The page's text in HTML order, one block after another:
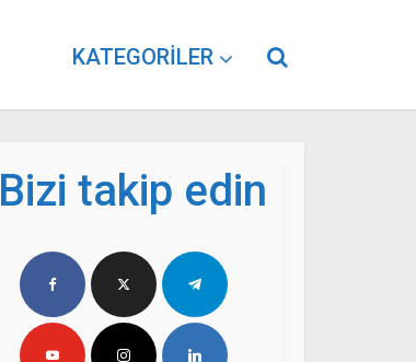
KATEGORILER
Bizi takip edin